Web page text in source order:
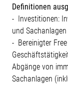
Definitionen
- Investitionen:
und
- Bereinigter
Abgänge von
Sachanlagen